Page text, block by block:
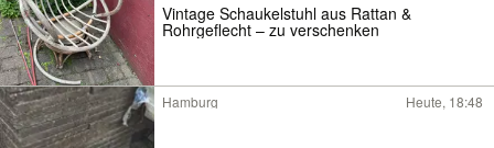
Vintage Schaukelstuhl aus Rattan &
Rohrgeflecht – zu verschenken
Hamburg Heute, 18:48